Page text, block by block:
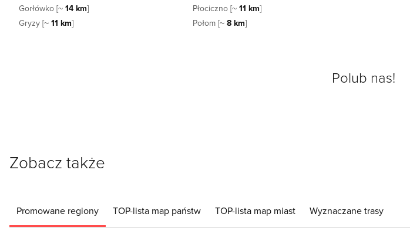
Gorłówko [~ 14 km]
Gryzy [~ 11 km]
Płociczno [~11 km]
Połom [~8 km]
Polub nas!
Zobacz także
Promowane regiony TOP-lista map państw TOP-lista map miast Wyznaczane trasy